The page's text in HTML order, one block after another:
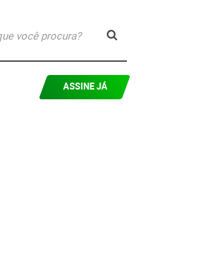
ASSINE JÁ